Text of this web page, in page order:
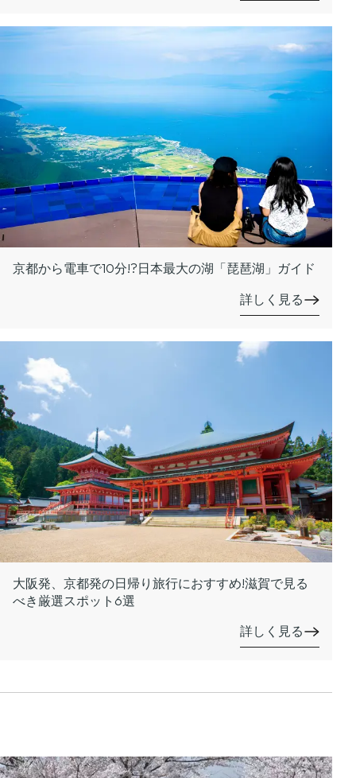
京都から電車で10分!?日本最大の湖「琵琶湖」ガイド
詳しく見る
大阪発、京都発の日帰り旅行におすすめ!滋賀で見る
べき厳選スポット6選
詳しく見る